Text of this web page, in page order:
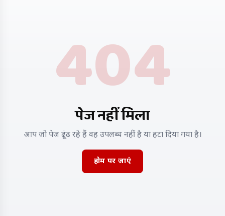
404
पेज नहीं मिला
आप जो पेज ढूंढ रहे हैं वह उपलब्ध नहीं है या हटा दिया गया है।
होम पर जाएं